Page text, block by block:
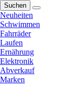
Suchen
Neuheiten
Schwimmen
Fahrräder
Laufen
Ernährung
Elektronik
Abverkauf
Marken